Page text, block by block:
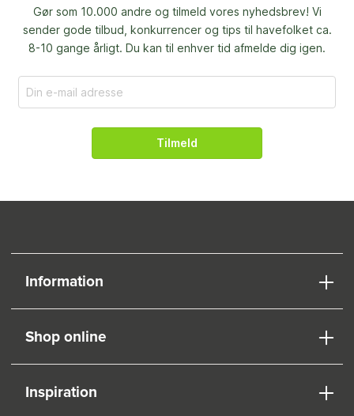
Gør som 10.000 andre og tilmeld vores nyhedsbrev! Vi
sender gode tilbud, konkurrencer og tips til havefolket ca.
8-10 gange årligt. Du kan til enhver tid afmelde dig igen.
Tilmeld
Information
Shop online
Inspiration